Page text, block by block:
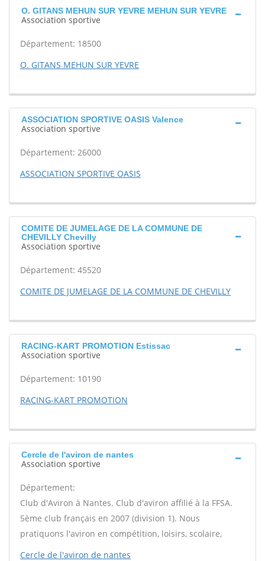
O. GITANS MEHUN SUR YEVRE MEHUN SUR YEVRE
Association sportive
Département: 18500
O. GITANS MEHUN SUR YEVRE
ASSOCIATION SPORTIVE OASIS Valence
Association sportive
Département: 26000
ASSOCIATION SPORTIVE OASIS
COMITE DE JUMELAGE DE LA COMMUNE DE
CHEVILLY Chevilly
Association sportive
Département: 45520
COMITE DE JUMELAGE DE LA COMMUNE DE CHEVILLY
RACING-KART PROMOTION Estissac
Association sportive
Département: 10190
RACING-KART PROMOTION
Cercle de l'aviron de nantes
Association sportive
Département:
Club d'Aviron à Nantes. Club d'aviron affilié à la FFSA.
5ème club français en 2007 (division 1). Nous
pratiquons l'aviron en compétition, loisirs, scolaire,
Cercle de l'aviron de nantes